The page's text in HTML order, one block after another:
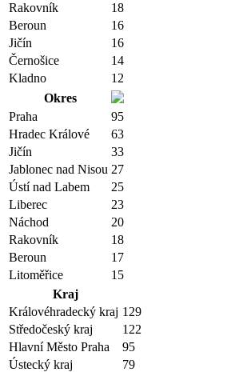
Rakovník
18
Beroun
16
Jičín
16
Černošice
14
Kladno
12
Okres
Praha
95
Hradec Králové
63
Jičín
33
Jablonec nad Nisou 27
Ústí nad Labem
25
Liberec
23
Náchod
20
Rakovník
18
Beroun
17
Litoměřice
15
Kraj
Královéhradecký kraj 129
Středočeský kraj
122
Hlavní Město Praha
95
Ústecký kraj
79